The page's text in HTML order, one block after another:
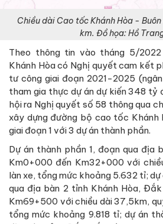
Chiều dài Cao tốc Khánh Hòa - Buôn
km. Đồ họa: Hồ
Theo thông tin vào tháng 5/
Khánh Hòa có Nghị quyết cam kết
tư công giai đoạn 2021-2025
tham gia thực dự án dự kiến 348 tỷ
hội ra Nghị quyết số 58 thông qua
xây dựng đường bộ cao tốc Khánh
giai đoạn 1 với 3 dự án thành phần.
Dự án thành phần 1, đoạn qua địa
Km0+000 đến Km32+000 với
làn xe, tổng mức khoảng 5.632 tỉ;
qua địa bàn 2 tỉnh Khánh Hòa,
Km69+500 với chiều dài 37,5km,
tổng mức khoảng 9.818 tỉ; dự án